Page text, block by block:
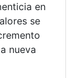
en
se
nueva